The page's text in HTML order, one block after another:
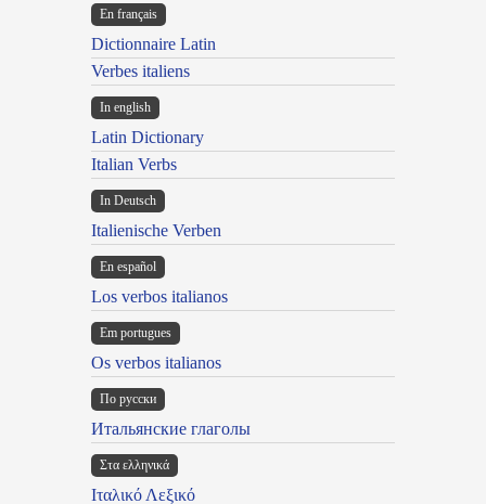
En français
Dictionnaire Latin
Verbes italiens
In english
Latin Dictionary
Italian Verbs
In Deutsch
Italienische Verben
En español
Los verbos italianos
Em portugues
Os verbos italianos
По русски
Итальянские глаголы
Στα ελληνικά
Ιταλικό Λεξικό